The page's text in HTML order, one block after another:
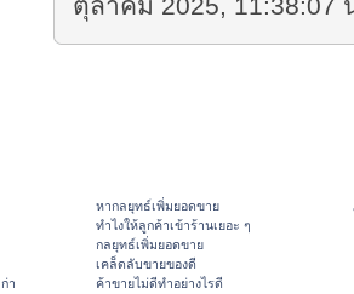
ตุลาคม 2025, 11:38:07
า
หากลยุทธ์เพิ่มยอดขาย
ทําไงให้ลูกค้าเข้าร้านเยอะ ๆ
กลยุทธ์เพิ่มยอดขาย
เคล็ดลับขายของดี
ค้าขายไม่ดีทำอย่างไรดี